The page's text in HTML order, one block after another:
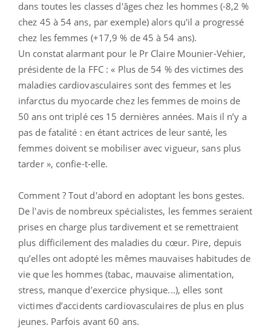
dans toutes les classes d'âges chez les hommes (-8,2 %
chez 45 à 54 ans, par exemple) alors qu'il a progressé
chez les femmes (+17,9 % de 45 à 54 ans).
Un constat alarmant pour le Pr Claire Mounier-Vehier,
présidente de la FFC : « Plus de 54 % des victimes des
maladies cardiovasculaires sont des femmes et les
infarctus du myocarde chez les femmes de moins de
50 ans ont triplé ces 15 dernières années. Mais il n’y a
pas de fatalité : en étant actrices de leur santé, les
femmes doivent se mobiliser avec vigueur, sans plus
tarder », confie-t-elle.
Comment ? Tout d'abord en adoptant les bons gestes.
De l'avis de nombreux spécialistes, les femmes seraient
prises en charge plus tardivement et se remettraient
plus difficilement des maladies du cœur. Pire, depuis
qu’elles ont adopté les mêmes mauvaises habitudes de
vie que les hommes (tabac, mauvaise alimentation,
stress, manque d’exercice physique...), elles sont
victimes d’accidents cardiovasculaires de plus en plus
jeunes. Parfois avant 60 ans.